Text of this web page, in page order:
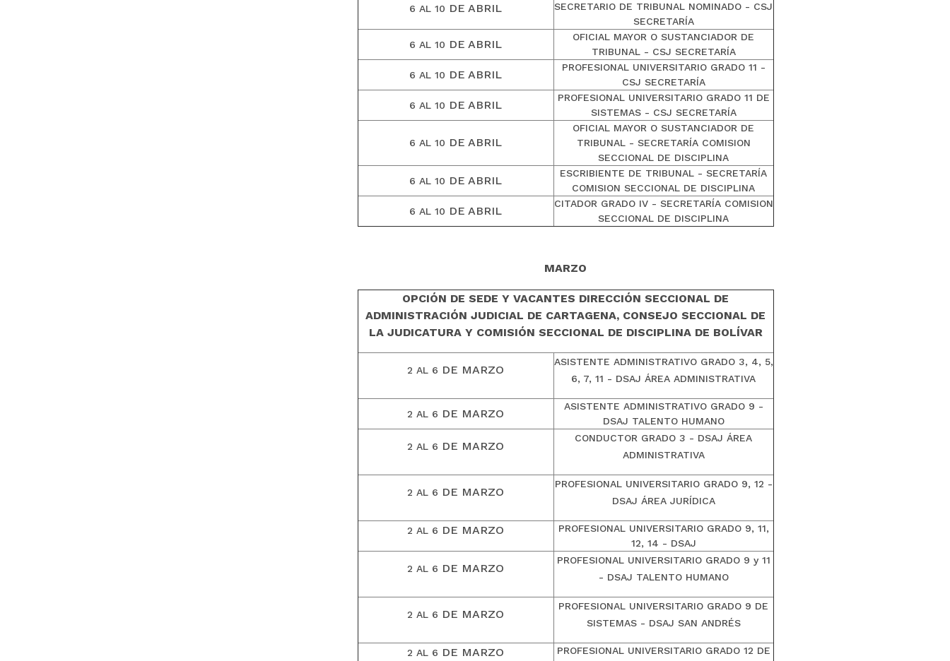
6 AL 10 DE ABRIL
SECRETARIO DE TRIBUNAL NOMINADO - CSJ
SECRETARÍA
6 AL 10 DE ABRIL
OFICIAL MAYOR O SUSTANCIADOR DE
TRIBUNAL - CSJ SECRETARÍA
6 AL 10 DE ABRIL
PROFESIONAL UNIVERSITARIO GRADO 11 -
CSJ SECRETARÍA
6 AL 10 DE ABRIL
PROFESIONAL UNIVERSITARIO GRADO 11 DE
SISTEMAS - CSJ SECRETARÍA
6 AL 10 DE ABRIL
OFICIAL MAYOR O SUSTANCIADOR DE
TRIBUNAL - SECRETARÍA COMISION
SECCIONAL DE DISCIPLINA
6 AL 10 DE ABRIL
ESCRIBIENTE DE TRIBUNAL - SECRETARÍA
COMISION SECCIONAL DE DISCIPLINA
6 AL 10 DE ABRIL
CITADOR GRADO IV - SECRETARÍA COMISION
SECCIONAL DE DISCIPLINA
MARZO
OPCIÓN DE SEDE Y VACANTES DIRECCIÓN SECCIONAL DE
ADMINISTRACIÓN JUDICIAL DE CARTAGENA, CONSEJO SECCIONAL DE
LA JUDICATURA Y COMISIÓN SECCIONAL DE DISCIPLINA DE BOLÍVAR
2 AL 6 DE MARZO
ASISTENTE ADMINISTRATIVO GRADO 3, 4, 5,
6, 7, 11 - DSAJ ÁREA ADMINISTRATIVA
2 AL 6 DE MARZO
ASISTENTE ADMINISTRATIVO GRADO 9 -
DSAJ TALENTO HUMANO
2 AL 6 DE MARZO
CONDUCTOR GRADO 3 - DSAJ ÁREA
ADMINISTRATIVA
2 AL 6 DE MARZO
PROFESIONAL UNIVERSITARIO GRADO 9, 12 -
DSAJ ÁREA JURÍDICA
2 AL 6 DE MARZO
PROFESIONAL UNIVERSITARIO GRADO 9, 11,
12, 14 - DSAJ
2 AL 6 DE MARZO
PROFESIONAL UNIVERSITARIO GRADO 9 y 11
- DSAJ TALENTO HUMANO
2 AL 6 DE MARZO
PROFESIONAL UNIVERSITARIO GRADO 9 DE
SISTEMAS - DSAJ SAN ANDRÉS
2 AL 6 DE MARZO
PROFESIONAL UNIVERSITARIO GRADO 12 DE